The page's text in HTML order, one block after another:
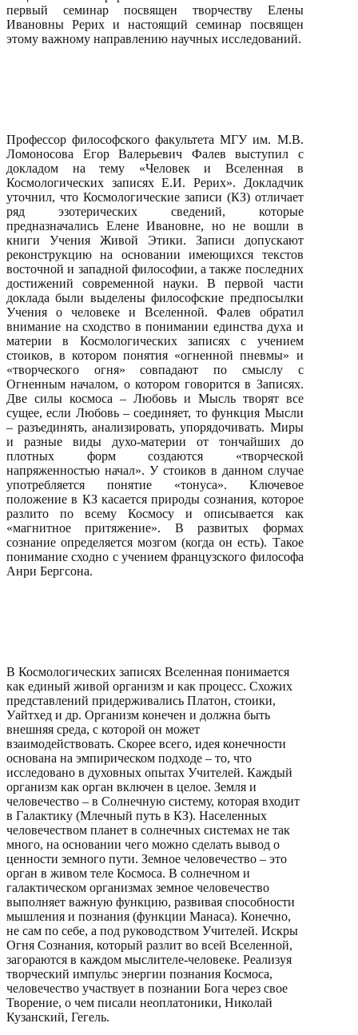
первый семинар посвящен творчеству Елены
Ивановны Рерих и настоящий семинар посвящен
этому важному направлению научных исследований.
Профессор философского факультета МГУ им. М.В.
Ломоносова Егор Валерьевич Фалев выступил с
докладом на тему «Человек и Вселенная в
Космологических записях Е.И. Рерих». Докладчик
уточнил, что Космологические записи (КЗ) отличает
ряд эзотерических сведений, которые
предназначались Елене Ивановне, но не вошли в
книги Учения Живой Этики. Записи допускают
реконструкцию на основании имеющихся текстов
восточной и западной философии, а также последних
достижений современной науки. В первой части
доклада были выделены философские предпосылки
Учения о человеке и Вселенной. Фалев обратил
внимание на сходство в понимании единства духа и
материи в Космологических записях с учением
стоиков, в котором понятия «огненной пневмы» и
«творческого огня» совпадают по смыслу с
Огненным началом, о котором говорится в Записях.
Две силы космоса – Любовь и Мысль творят все
сущее, если Любовь – соединяет, то функция Мысли
– разъединять, анализировать, упорядочивать. Миры
и разные виды духо-материи от тончайших до
плотных форм создаются «творческой
напряженностью начал». У стоиков в данном случае
употребляется понятие «тонуса». Ключевое
положение в КЗ касается природы сознания, которое
разлито по всему Космосу и описывается как
«магнитное притяжение». В развитых формах
сознание определяется мозгом (когда он есть). Такое
понимание сходно с учением французского философа
Анри Бергсона.
В Космологических записях Вселенная понимается
как единый живой организм и как процесс. Схожих
представлений придерживались Платон, стоики,
Уайтхед и др. Организм конечен и должна быть
внешняя среда, с которой он может
взаимодействовать. Скорее всего, идея конечности
основана на эмпирическом подходе – то, что
исследовано в духовных опытах Учителей. Каждый
организм как орган включен в целое. Земля и
человечество – в Солнечную систему, которая входит
в Галактику (Млечный путь в КЗ). Населенных
человечеством планет в солнечных системах не так
много, на основании чего можно сделать вывод о
ценности земного пути. Земное человечество – это
орган в живом теле Космоса. В солнечном и
галактическом организмах земное человечество
выполняет важную функцию, развивая способности
мышления и познания (функции Манаса). Конечно,
не сам по себе, а под руководством Учителей. Искры
Огня Сознания, который разлит во всей Вселенной,
загораются в каждом мыслителе-человеке. Реализуя
творческий импульс энергии познания Космоса,
человечество участвует в познании Бога через свое
Творение, о чем писали неоплатоники, Николай
Кузанский, Гегель.